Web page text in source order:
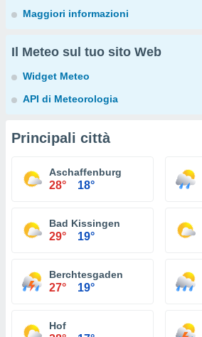
Maggiori informazioni
Il Meteo sul tuo sito Web
Widget Meteo
API di Meteorologia
Principali città
Aschaffenburg
28° 18°
Bad Kissingen
29° 19°
Berchtesgaden
27° 19°
Hof